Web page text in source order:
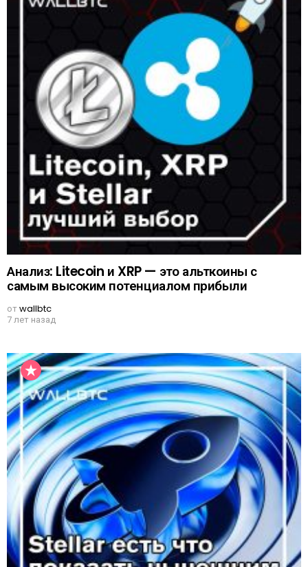
Анализ: Litecoin и XRP — это альткоины с
самым высоким потенциалом прибыли
отwallbtc
7 лет назад